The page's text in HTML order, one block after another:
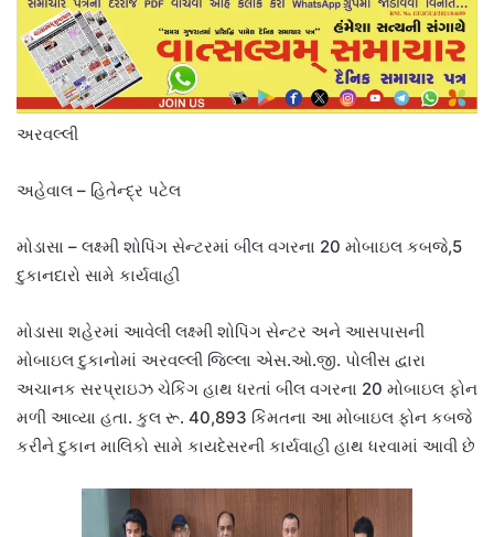
અરવલ્લી
અહેવાલ – હિતેન્દ્ર પટેલ
મોડાસા – લક્ષ્મી શોપિંગ સેન્ટરમાં બીલ વગરના 20 મોબાઇલ કબજે,5
દુકાનદારો સામે કાર્યવાહી
મોડાસા શહેરમાં આવેલી લક્ષ્મી શોપિંગ સેન્ટર અને આસપાસની
મોબાઇલ દુકાનોમાં અરવલ્લી જિલ્લા એસ.ઓ.જી. પોલીસ દ્વારા
અચાનક સરપ્રાઇઝ ચેકિંગ હાથ ધરતાં બીલ વગરના 20 મોબાઇલ ફોન
મળી આવ્યા હતા. કુલ રૂ. 40,893 કિંમતના આ મોબાઇલ ફોન કબજે
કરીને દુકાન માલિકો સામે કાયદેસરની કાર્યવાહી હાથ ધરવામાં આવી છે